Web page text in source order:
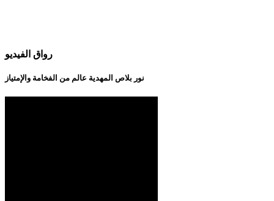
رواق الفيديو
نور بلاص المهدية عالم من الفخامة والإمتياز